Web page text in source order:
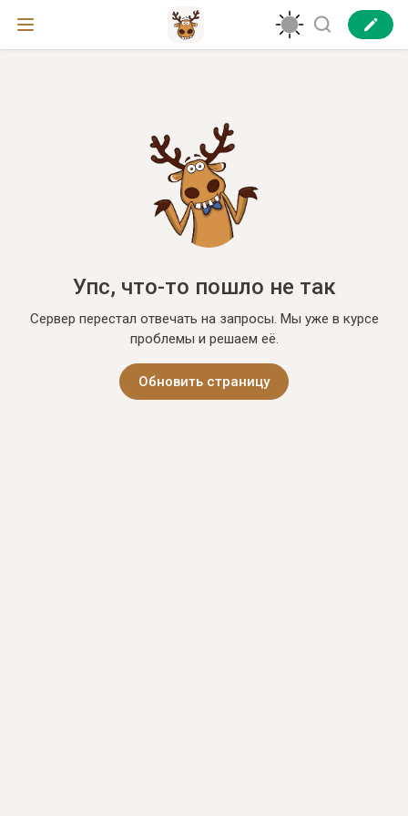
Упс, что-то пошло не так
Сервер перестал отвечать на запросы. Мы уже в курсе
проблемы и решаем её.
Обновить страницу